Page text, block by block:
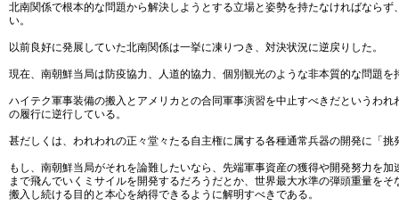
北南関係で根本的な問題から解決しようとする立場と姿勢を持たなければなら
い。
以前良好に発展していた北南関係は一挙に凍りつき、対決状況に逆戻りした。
現在、南朝鮮当局は防疫協力、人道的協力、個別観光のような非本質的な問題
ハイテク軍事装備の搬入とアメリカとの合同軍事演習を中止すべきだというわ
の履行に逆行している。
甚だしくは、われわれの正々堂々たる自主権に属する各種通常兵器の開発に「
もし、南朝鮮当局がそれを論難したいなら、先端軍事資産の獲得や開発努力を
まで飛んでいくミサイルを開発するだろうだとか、世界最大水準の弾頭重量を
搬入し続ける目的と本心を納得できるように解明すべきである。